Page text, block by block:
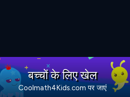
बच्चों के लिए खेल
Coolmath4Kids.com पर जाएं